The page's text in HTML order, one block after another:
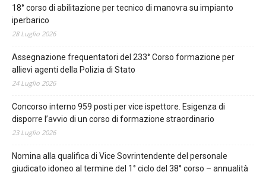
18° corso di abilitazione per tecnico di manovra su impianto
iperbarico
28 Luglio 2026
Assegnazione frequentatori del 233° Corso formazione per
allievi agenti della Polizia di Stato
24 Luglio 2026
Concorso interno 959 posti per vice ispettore. Esigenza di
disporre l’avvio di un corso di formazione straordinario
23 Luglio 2026
Nomina alla qualifica di Vice Sovrintendente del personale
giudicato idoneo al termine del 1° ciclo del 38° corso – annualità